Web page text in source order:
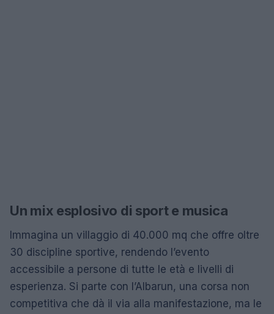
Un mix esplosivo di sport e musica
Immagina un villaggio di 40.000 mq che offre oltre
30 discipline sportive, rendendo l’evento
accessibile a persone di tutte le età e livelli di
esperienza. Si parte con l’Albarun, una corsa non
competitiva che dà il via alla manifestazione, ma le